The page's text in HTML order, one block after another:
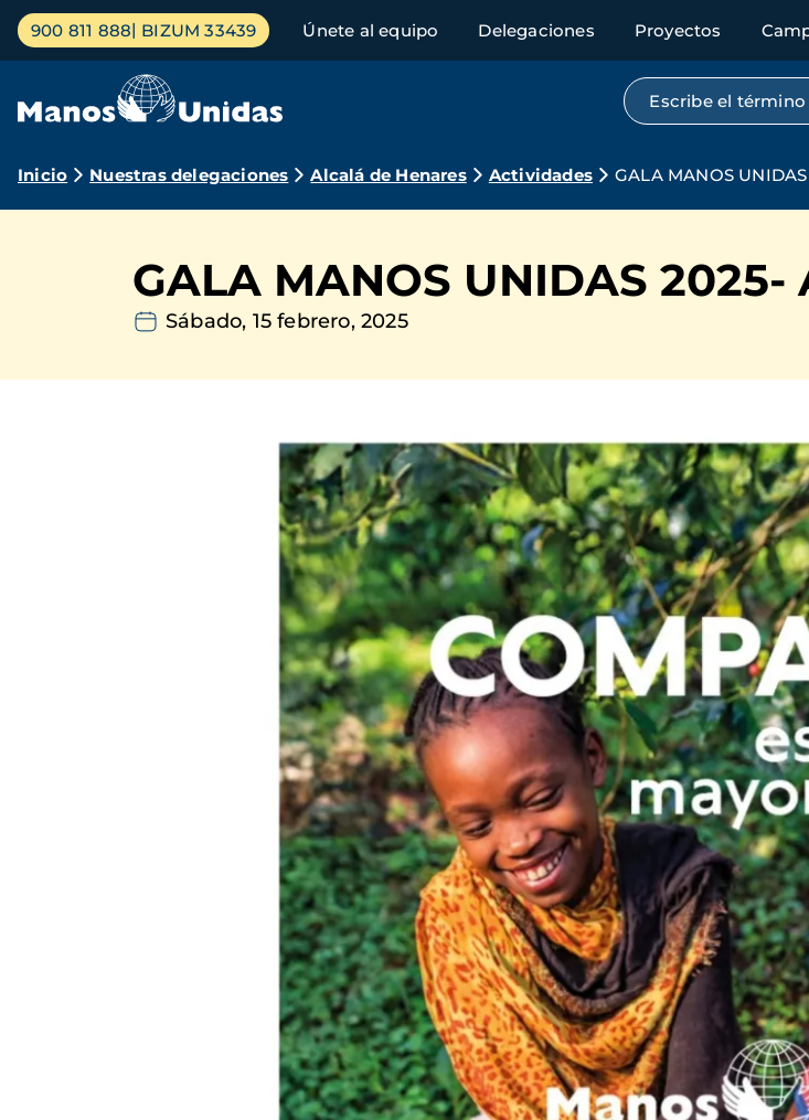
Pasar
contenido
Menú
principal
900 811 888 BIZUM 33439 Únete al equipo Delegaciones Proyectos
Búsqueda por
Ruta
navegación
Inicio Nuestras delegaciones Alcalá de Henares Actividades GALA MANOS
GALA MANOS UNIDAS
Sábado, 15 febrero, 2025